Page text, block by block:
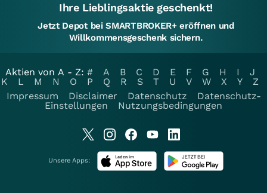
Ihre Lieblingsaktie geschenkt!
Jetzt Depot bei SMARTBROKER+ eröffnen und
Willkommensgeschenk sichern.
Aktien von A - Z: # A B C D E F G H I
J
K
L M N O P Q R S T U V W X Y
Z
Impressum
Disclaimer Datenschutz
Datenschutz-
Einstellungen
Nutzungsbedingungen
Unsere Apps: